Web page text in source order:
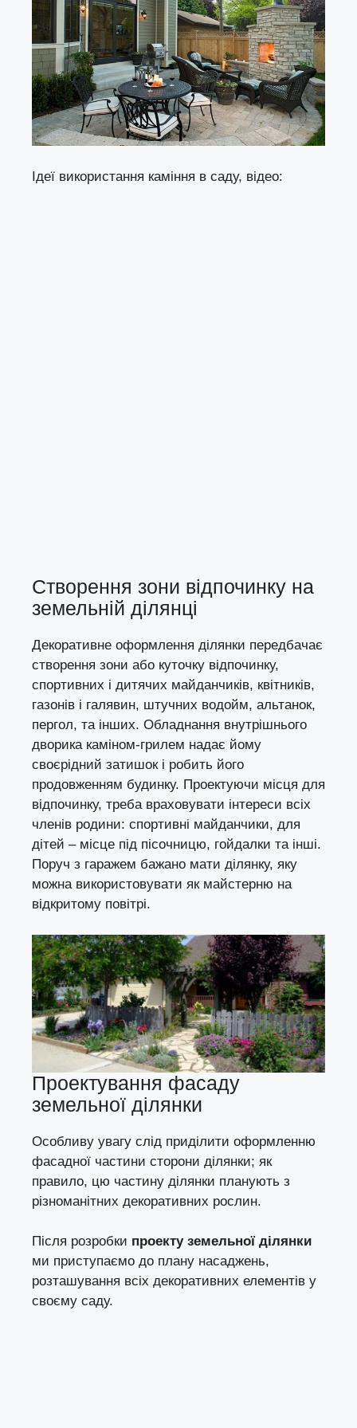
Ідеї використання каміння в саду, відео:
Створення зони відпочинку на
земельній ділянці
Декоративне оформлення ділянки передбачає
створення зони або куточку відпочинку,
спортивних і дитячих майданчиків, квітників,
газонів і галявин, штучних водойм, альтанок,
пергол, та інших. Обладнання внутрішнього
дворика каміном-грилем надає йому
своєрідний затишок і робить його
продовженням будинку. Проектуючи місця для
відпочинку, треба враховувати інтереси всіх
членів родини: спортивні майданчики, для
дітей – місце під пісочницю, гойдалки та інші.
Поруч з гаражем бажано мати ділянку, яку
можна використовувати як майстерню на
відкритому повітрі.
Проектування фасаду
земельної ділянки
Особливу увагу слід приділити оформленню
фасадної частини сторони ділянки; як
правило, цю частину ділянки планують з
різноманітних декоративних рослин.
Після розробки проекту земельної ділянки
ми приступаємо до плану насаджень,
розташування всіх декоративних елементів у
своєму саду.